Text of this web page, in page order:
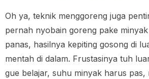
Oh ya, teknik menggoreng juga
pernah nyobain goreng pake
panas, hasilnya kepiting gosong di
mentah di dalam. Frustasinya tuh
gue belajar, suhu minyak harus pas,